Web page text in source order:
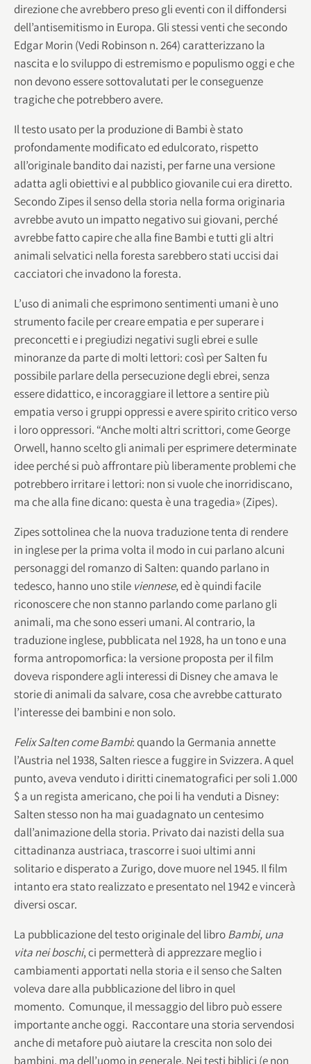
direzione che avrebbero preso gli eventi con il diffondersi
dell’antisemitismo in Europa. Gli stessi venti che secondo
Edgar Morin (Vedi Robinson n. 264) caratterizzano la
nascita e lo sviluppo di estremismo e populismo oggi e che
non devono essere sottovalutati per le conseguenze
tragiche che potrebbero avere.
Il testo usato per la produzione di Bambi è stato
profondamente modificato ed edulcorato, rispetto
all’originale bandito dai nazisti, per farne una versione
adatta agli obiettivi e al pubblico giovanile cui era diretto.
Secondo Zipes il senso della storia nella forma originaria
avrebbe avuto un impatto negativo sui giovani, perché
avrebbe fatto capire che alla fine Bambi e tutti gli altri
animali selvatici nella foresta sarebbero stati uccisi dai
cacciatori che invadono la foresta.
L’uso di animali che esprimono sentimenti umani è uno
strumento facile per creare empatia e per superare i
preconcetti e i pregiudizi negativi sugli ebrei e sulle
minoranze da parte di molti lettori: così per Salten fu
possibile parlare della persecuzione degli ebrei, senza
essere didattico, e incoraggiare il lettore a sentire più
empatia verso i gruppi oppressi e avere spirito critico verso
i loro oppressori. “Anche molti altri scrittori, come George
Orwell, hanno scelto gli animali per esprimere determinate
idee perché si può affrontare più liberamente problemi che
potrebbero irritare i lettori: non si vuole che inorridiscano,
ma che alla fine dicano: questa è una tragedia» (Zipes).
Zipes sottolinea che la nuova traduzione tenta di rendere
in inglese per la prima volta il modo in cui parlano alcuni
personaggi del romanzo di Salten: quando parlano in
tedesco, hanno uno stile viennese, ed è quindi facile
riconoscere che non stanno parlando come parlano gli
animali, ma che sono esseri umani. Al contrario, la
traduzione inglese, pubblicata nel 1928, ha un tono e una
forma antropomorfica: la versione proposta per il film
doveva rispondere agli interessi di Disney che amava le
storie di animali da salvare, cosa che avrebbe catturato
l’interesse dei bambini e non solo.
Felix Salten come Bambi: quando la Germania annette
l’Austria nel 1938, Salten riesce a fuggire in Svizzera. A quel
punto, aveva venduto i diritti cinematografici per soli 1.000
$ a un regista americano, che poi li ha venduti a Disney:
Salten stesso non ha mai guadagnato un centesimo
dall’animazione della storia. Privato dai nazisti della sua
cittadinanza austriaca, trascorre i suoi ultimi anni
solitario e disperato a Zurigo, dove muore nel 1945. Il film
intanto era stato realizzato e presentato nel 1942 e vincerà
diversi oscar.
La pubblicazione del testo originale del libroBambi, una
vita nei boschi, ci permetterà di apprezzare meglio i
cambiamenti apportati nella storia e il senso che Salten
voleva dare alla pubblicazione del libro in quel
momento. Comunque, il messaggio del libro può essere
importante anche oggi. Raccontare una storia servendosi
anche di metafore può aiutare la crescita non solo dei
bambini, ma dell’uomo in generale. Nei testi biblici (e non